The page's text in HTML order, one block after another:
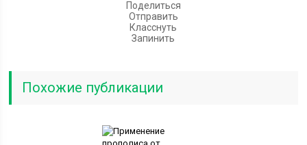
Поделиться
Отправить
Класснуть
Запинить
Похожие публикации